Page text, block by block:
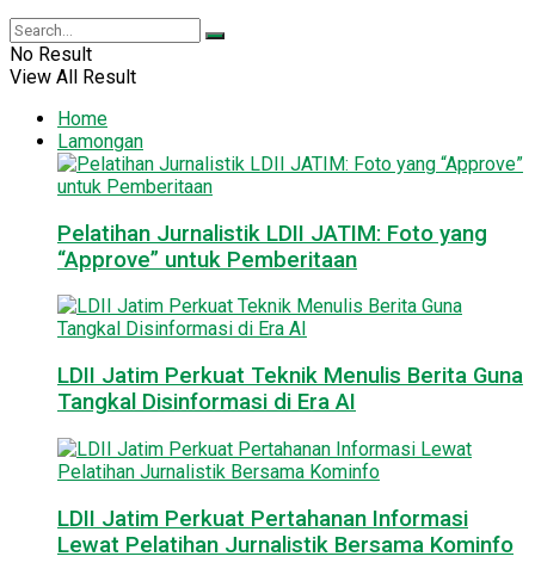
No Result
View All Result
Home
Lamongan
Pelatihan Jurnalistik LDII JATIM: Foto yang
“Approve” untuk Pemberitaan
LDII Jatim Perkuat Teknik Menulis Berita Guna
Tangkal Disinformasi di Era AI
LDII Jatim Perkuat Pertahanan Informasi
Lewat Pelatihan Jurnalistik Bersama Kominfo